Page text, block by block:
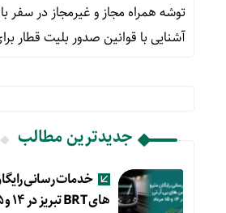
توشه همراه مجاز و غیرمجاز در سفر
آشنایی با قوانین صدور بلیت قطار
جدیدترین مطالب
خدمات رسانی
های BRT تبریز در ۱۴ و ۱۵ مرداد